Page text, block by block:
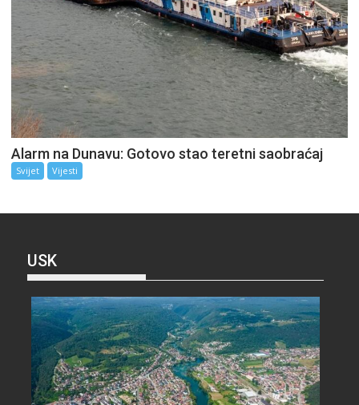
Alarm na Dunavu: Gotovo stao teretni saobraćaj
Svijet Vijesti
USK